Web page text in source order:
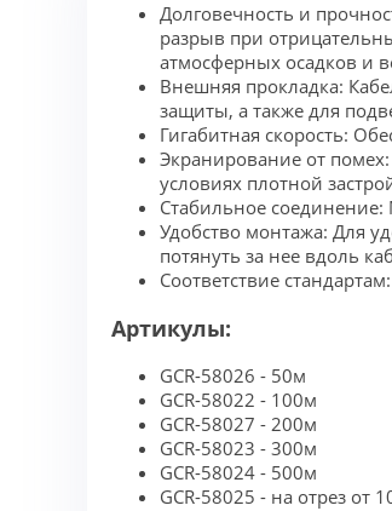
Долговечность и
разрыв при
атмосферных осадков и
Внешняя прокладка:
защиты, а также для
Гигабитная скорость:
Экранирование от
условиях плотной
Стабильное
Удобство монтажа: Для
потянуть за нее вдоль
Соответствие
Артикулы:
GCR-58026 - 50м
GCR-58022 - 100м
GCR-58027 - 200м
GCR-58023 - 300м
GCR-58024 - 500м
GCR-58025 - на отрез от